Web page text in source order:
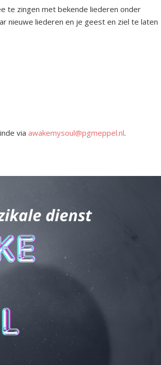
te zingen met bekende liederen onder
nieuwe liederen en je geest en ziel te laten
viaawakemysoul@pgmeppel.nl.